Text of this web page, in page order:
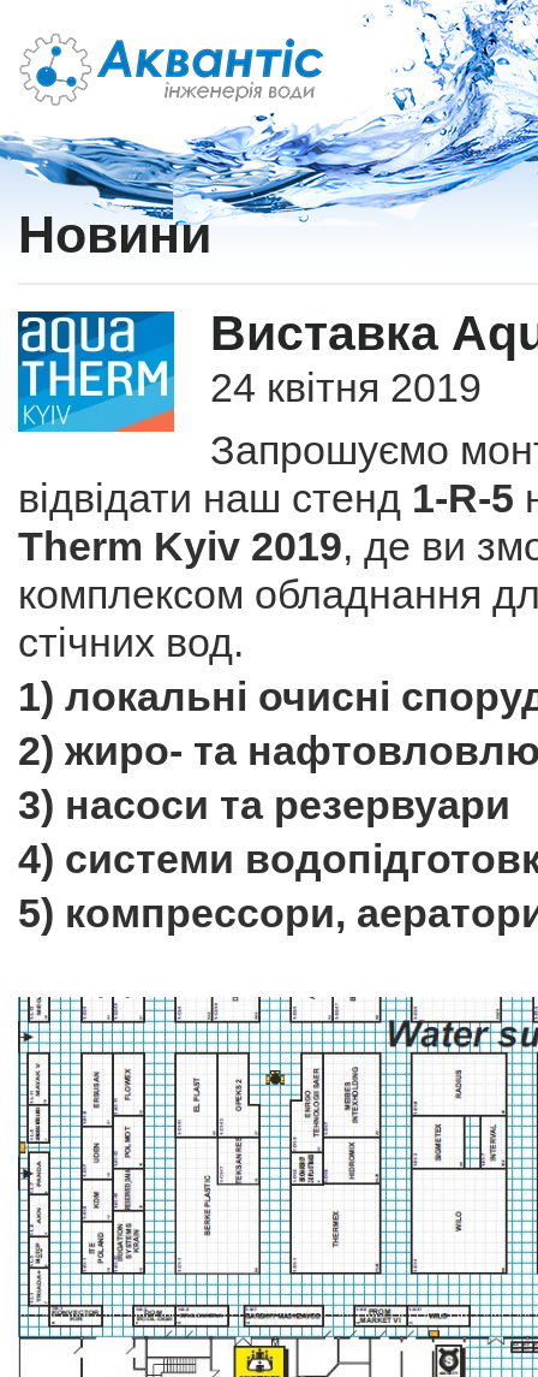
Новини
Виставка
24 квітня 2019
Запрошуємо
відвідати наш стенд 1-R-5
Therm Kyiv 2019, де ви
комплексом обладнання
стічних вод.
1) локальні очисні
2) жиро- та
3) насоси та резервуари
4) системи
5) компрессори,